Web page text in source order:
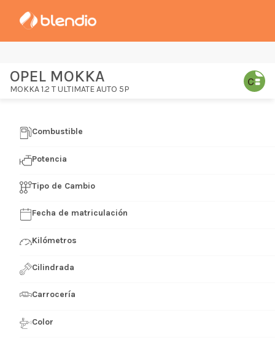
OPEL MOKKA
MOKKA 1.2 T ULTIMATE AUTO 5P
Combustible
Potencia
Tipo de Cambio
Fecha de matriculación
Kilómetros
Cilindrada
Carrocería
Color